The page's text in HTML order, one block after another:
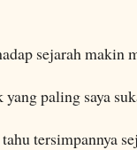
sejarah makin
paling saya
tersimpannya